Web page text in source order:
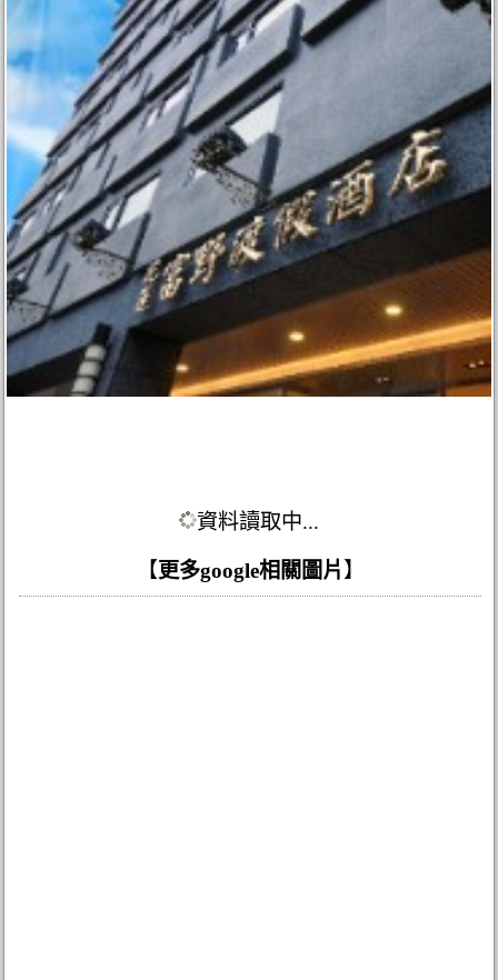
資料讀取中...
【 更多google相關圖片 】